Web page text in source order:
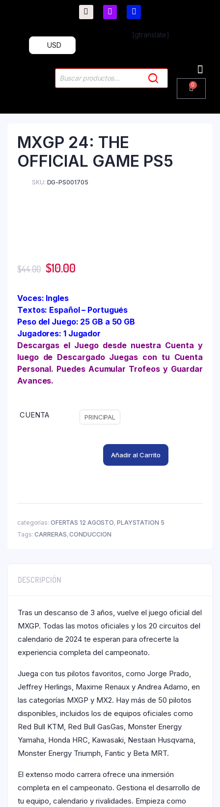
[gtranslate]
USD
MXGP 24: THE
OFFICIAL GAME PS5
SKU: DG-PS001705
$44.00 $10.00
Voces: Ingles
Textos: Español – Portugués
Peso del Juego: 25 GB a 50 GB
Jugadores: 1 Jugador
Descargas el Juego desde nuestra Cuenta y
luego de Descargado Juegas con tu Cuenta
Personal. Puedes Acumular Trofeos y Guardar
Avances.
CUENTA PRINCIPAL
Añadir al Carrito
categorías: OFERTAS 12 AGOSTO, PLAYSTATION 5
Tags:CARRERAS,CONDUCCION
DESCRIPCIÓN
Tras un descanso de 3 años, vuelve el juego oficial del
MXGP. Todas las motos oficiales y los 20 circuitos del
calendario de 2024 te esperan para ofrecerte la
experiencia completa del campeonato.
Juega con tus pilotos favoritos, como Jorge Prado,
Jeffrey Herlings, Maxime Renaux y Andrea Adamo, en
las categorías MXGP y MX2. Hay más de 50 pilotos
disponibles, incluidos los de equipos oficiales como
Red Bull KTM, Red Bull GasGas, Monster Energy
Yamaha, Honda HRC, Kawasaki, Nestaan Husqvarna,
Monster Energy Triumph, Fantic y Beta MRT.
El extenso modo carrera ofrece una inmersión
completa en el campeonato. Gestiona el desarrollo de
tu equipo, calendario y rivalidades. Empieza como